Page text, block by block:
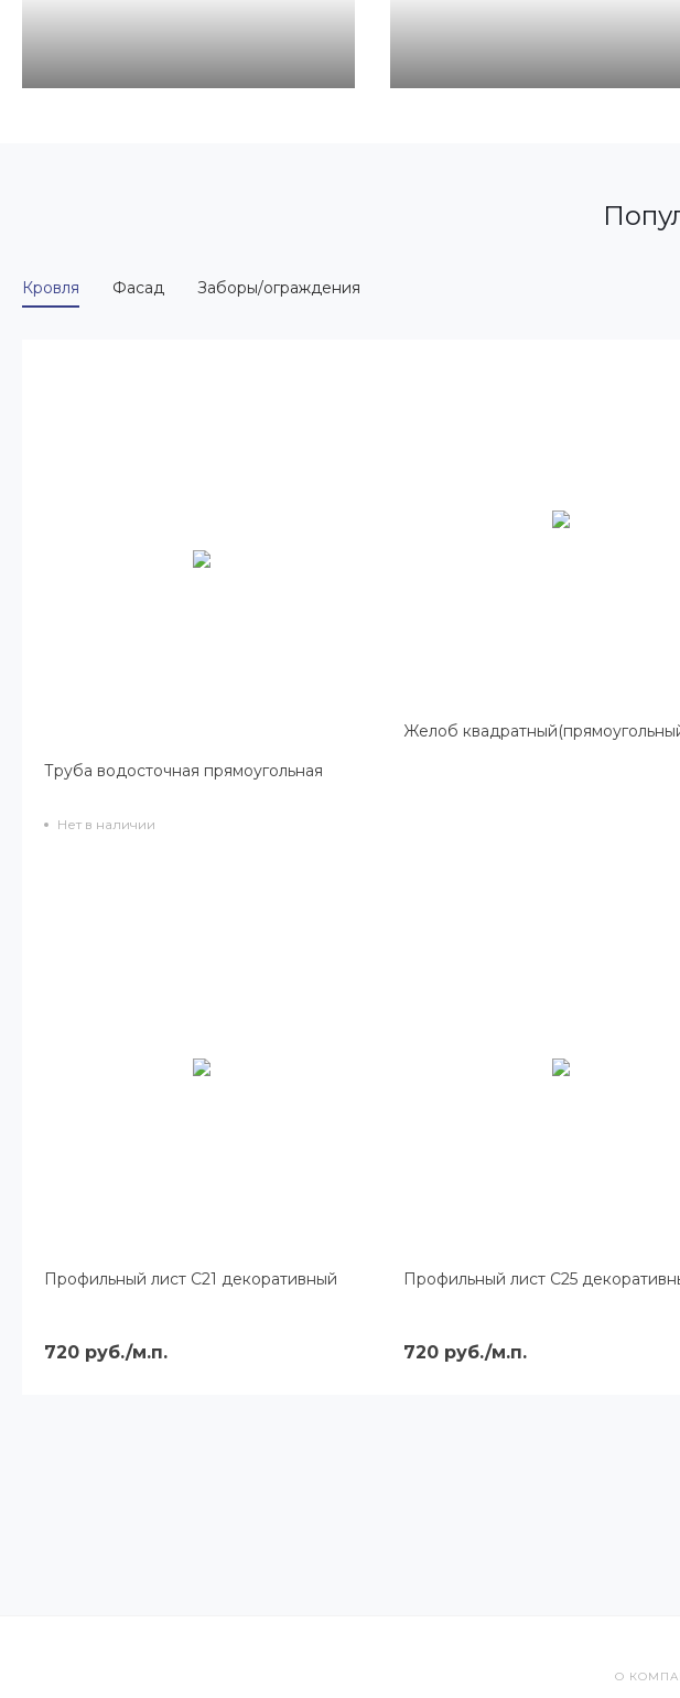
Кровля Фасад Заборы/ограждения
Труба водосточная прямоугольная
Нет в наличии
Желоб
Профильный лист С21 декоративный
720 руб./м.п.
Профильный лист С25
720 руб./м.п.
О